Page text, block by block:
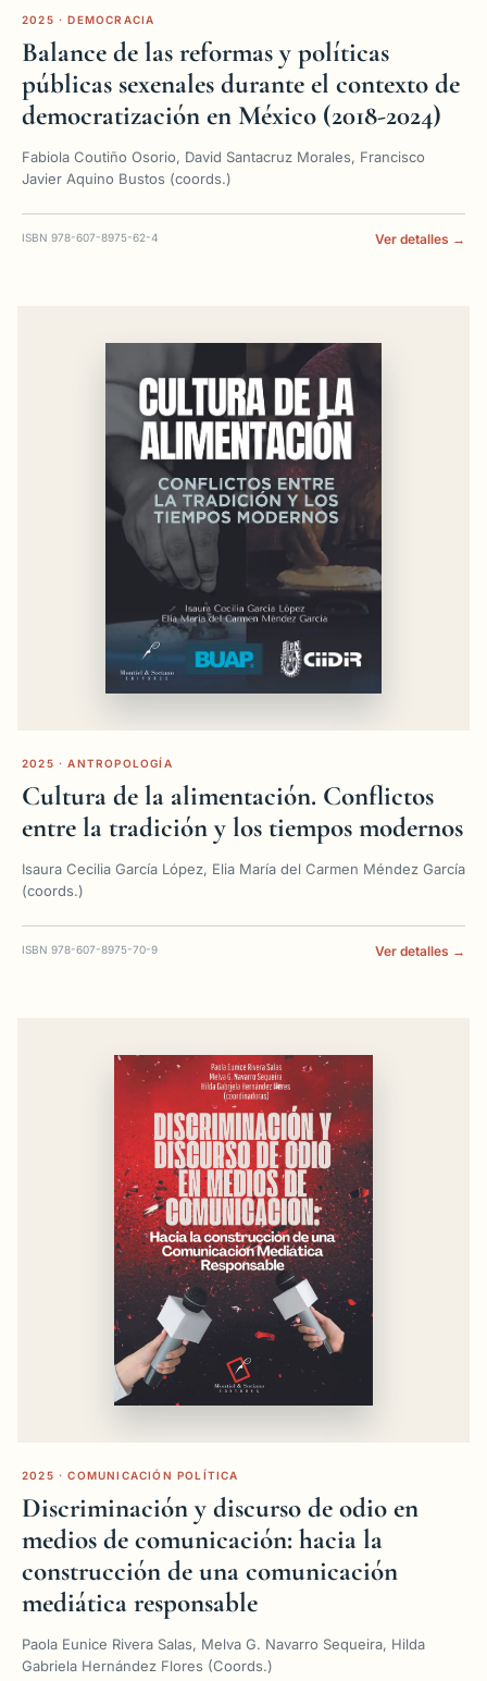
2025 · DEMOCRACIA
Balance de las reformas y políticas
públicas sexenales durante el contexto de
democratización en México (2018-2024)
Fabiola Coutiño Osorio, David Santacruz Morales, Francisco
Javier Aquino Bustos (coords.)
ISBN 978-607-8975-62-4 Ver detalles →
2025 · ANTROPOLOGÍA
Cultura de la alimentación. Conflictos
entre la tradición y los tiempos modernos
Isaura Cecilia García López, Elia María del Carmen Méndez García
(coords.)
ISBN 978-607-8975-70-9 Ver detalles →
2025 · COMUNICACIÓN POLÍTICA
Discriminación y discurso de odio en
medios de comunicación: hacia la
construcción de una comunicación
mediática responsable
Paola Eunice Rivera Salas, Melva G. Navarro Sequeira, Hilda
Gabriela Hernández Flores (Coords.)